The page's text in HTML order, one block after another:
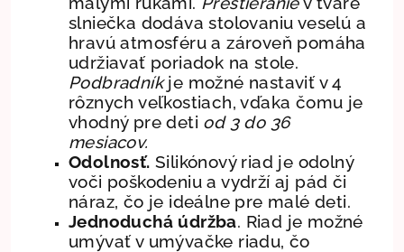
slniečka dodáva stolovaniu veselú a
hravú atmosféru a zároveň pomáha
udržiavať poriadok na stole.
Podbradníkje možné nastaviť v 4
rôznych veľkostiach, vďaka čomu je
vhodný pre deti od 3 do 36
mesiacov.
Odolnosť. Silikónový riad je odolný
voči poškodeniu a vydrží aj pád či
náraz, čo je ideálne pre malé deti.
Jednoduchá údržba. Riad je možné
umývať v umývačke riadu, čo